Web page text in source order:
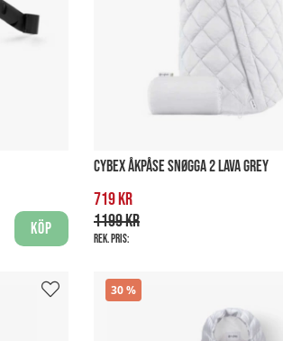
Köp
CYBEX ÅKPÅSE SNØGGA 2 LAVA GREY
719 kr
1199 kr
Rek. pris:
30